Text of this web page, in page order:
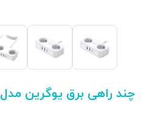
چند راهی برق یوگرین مدل CD280-50683